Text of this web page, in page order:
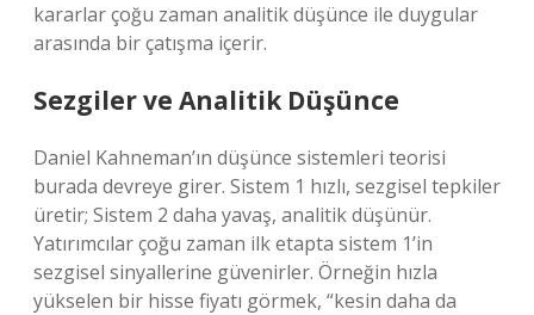
kararlar çoğu zaman analitik düşünce ile duygular
arasında bir çatışma içerir.
Sezgiler ve Analitik Düşünce
Daniel Kahneman’ın düşünce sistemleri teorisi
burada devreye girer. Sistem 1 hızlı, sezgisel tepkiler
üretir; Sistem 2 daha yavaş, analitik düşünür.
Yatırımcılar çoğu zaman ilk etapta sistem 1’in
sezgisel sinyallerine güvenirler. Örneğin hızla
yükselen bir hisse fiyatı görmek, “kesin daha da